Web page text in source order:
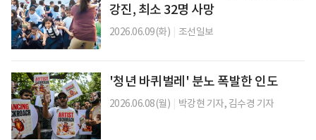
강진, 최소 32명 사망
2026.06.09(화) 조선일보
'청년 바퀴벌레' 분노 폭발한 인도
2026.06.08(월) 박강현 기자, 김수경 기자